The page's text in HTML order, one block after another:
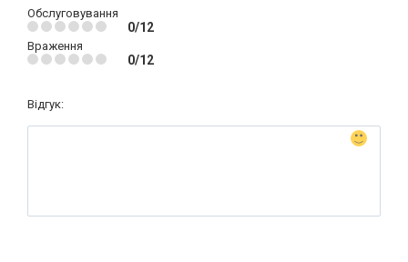
Обслуговування
0/12
Враження
0/12
Відгук: